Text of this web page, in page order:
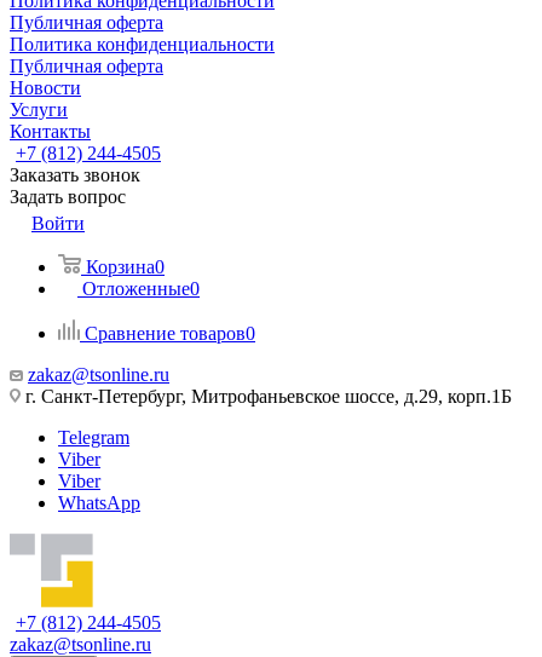
Публичная оферта
Политика конфиденциальности
Публичная оферта
Новости
Услуги
Контакты
+7 (812) 244-4505
Заказать звонок
Задать вопрос
Войти
Корзина0
Отложенные0
Сравнение товаров0
zakaz@tsonline.ru
г. Санкт-Петербург, Митрофаньевское шоссе, д.29, корп.1Б
Telegram
Viber
Viber
WhatsApp
+7 (812) 244-4505
zakaz@tsonline.ru